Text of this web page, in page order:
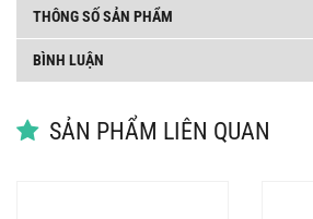
THÔNG SỐ SẢN PHẨM
BÌNH LUẬN
SẢN PHẨM LIÊN QUAN